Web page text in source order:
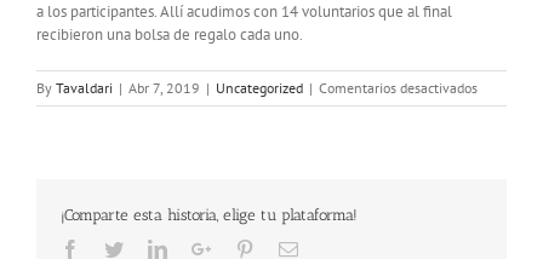
a los participantes. Allí acudimos con 14 voluntarios que al final
recibieron una bolsa de regalo cada uno.
By Tavaldari | Abr 7, 2019 | Uncategorized | Comentarios desactivadosen
CARRERA
¡Comparte esta historia, elige tu plataforma!
Facebook
TwitterLinkedInGoogle+PinterestEmail